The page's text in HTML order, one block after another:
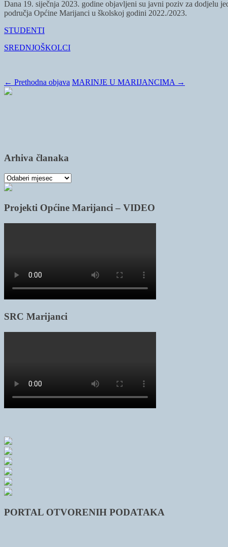
Dana 19. siječnja 2023. godine objavljeni su javni poziv za dodjelu
područja Općine Marijanci u školskoj godini 2022./2023.
STUDENTI
SREDNJOŠKOLCI
← Prethodna objava MARINJE U MARIJANCIMA →
Arhiva članaka
Arhiva
članaka
Projekti Općine Marijanci – VIDEO
SRC Marijanci
PORTAL OTVORENIH PODATAKA